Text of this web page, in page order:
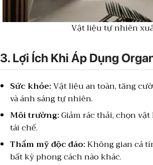
Vật liệu tự nhiên
3. Lợi Ích Khi Áp Dụng
Sức khỏe:Vật liệu an toàn, tăng
và ánh sáng tự nhiên.
Môi trường:Giảm rác thải, chọn
tái chế.
Thẩm mỹ độc đáo:Không gian cá
bất kỳ phong cách nào khác.